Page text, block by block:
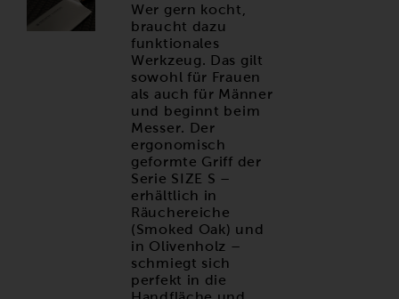
Wer gern kocht,
braucht dazu
funktionales
Werkzeug. Das gilt
sowohl für Frauen
als auch für Männer
und beginnt beim
Messer. Der
ergonomisch
geformte Griff der
Serie SIZE S –
erhältlich in
Räuchereiche
(Smoked Oak) und
in Olivenholz –
schmiegt sich
perfekt in die